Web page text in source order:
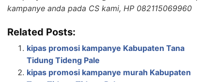
kampanye anda pada CS kami, HP 082115069960
Related Posts:
kipas promosi kampanye Kabupaten Tana
Tidung Tideng Pale
kipas promosi kampanye murah Kabupaten